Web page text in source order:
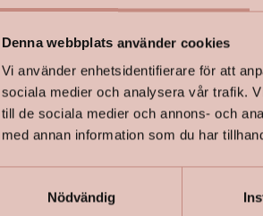
Denna webbplats använder cookies
Vi använder enhetsidentifierare för att
sociala medier och analysera vår trafik.
till de sociala medier och annons- och
med annan information som du har
Nödvändig